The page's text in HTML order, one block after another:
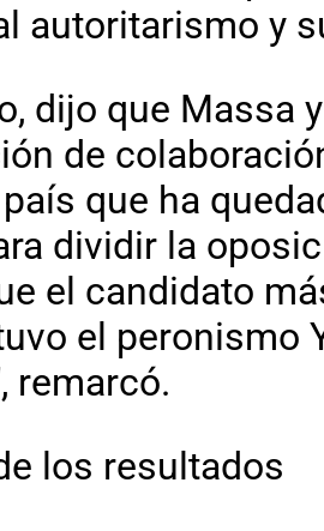
autoritarismo y
dijo que Massa
de
que ha
dividir la
el candidato
el peronismo
remarcó.
los resultados